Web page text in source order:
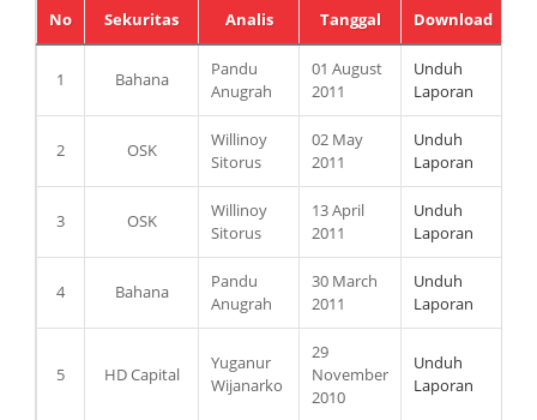
No Sekuritas Analis Tanggal Download
1 Bahana
Pandu
Anugrah
01 August
2011
Unduh
Laporan
2 OSK
Willinoy
Sitorus
02 May
2011
Unduh
Laporan
3 OSK
Willinoy
Sitorus
13 April
2011
Unduh
Laporan
4 Bahana
Pandu
Anugrah
30 March
2011
Unduh
Laporan
5 HD Capital
Yuganur
Wijanarko
29
November
2010
Unduh
Laporan